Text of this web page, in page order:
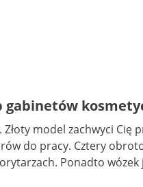
model zachwyci Cię
do pracy. Cztery
Ponadto